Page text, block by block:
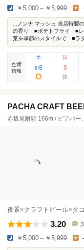
￥5,000～￥5,999
...ノンナ マッシュ 当店特製
の香り ■ポテトフライ ■レ
菜を季節のスタイルで ■ラ
空席
情報
土
8/8
日
9
PACHA CRAFT
赤坂見附駅 166m / ビアバー
夜景×クラフトビール×タ
3.20
￥5,000～￥5,999 -